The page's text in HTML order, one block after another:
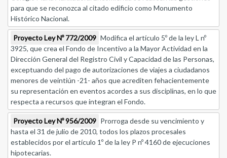
para que se reconozca al citado edificio como Monumento
Histórico Nacional.
Proyecto Ley Nº 772/2009 Modifica el artículo 5º de la ley L nº
3925, que crea el Fondo de Incentivo a la Mayor Actividad en la
Dirección General del Registro Civil y Capacidad de las Personas,
exceptuando del pago de autorizaciones de viajes a ciudadanos
menores de veintiún -21- años que acrediten fehacientemente
su representación en eventos acordes a sus disciplinas, en lo que
respecta a recursos que integran el Fondo.
Proyecto Ley Nº 956/2009 Prorroga desde su vencimiento y
hasta el 31 de julio de 2010, todos los plazos procesales
establecidos por el artículo 1º de la ley P nº 4160 de ejecuciones
hipotecarias.